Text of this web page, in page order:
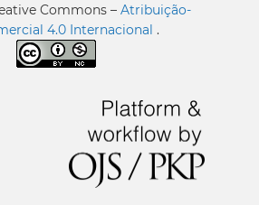
Commons – Atribuição-
4.0 Internacional .